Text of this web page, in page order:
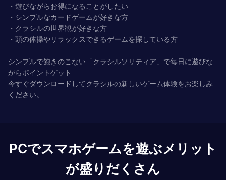
・遊びながらお得になることがしたい
・シンプルなカードゲームが好きな方
・クラシルの世界観が好きな方
・頭の体操やリラックスできるゲームを探している方
シンプルで飽きのこない「クラシルソリティア」で毎日に遊びな
がらポイントゲット
今すぐダウンロードしてクラシルの新しいゲーム体験をお楽しみ
ください。
PCでスマホゲームを遊ぶメリット
が盛りだくさん